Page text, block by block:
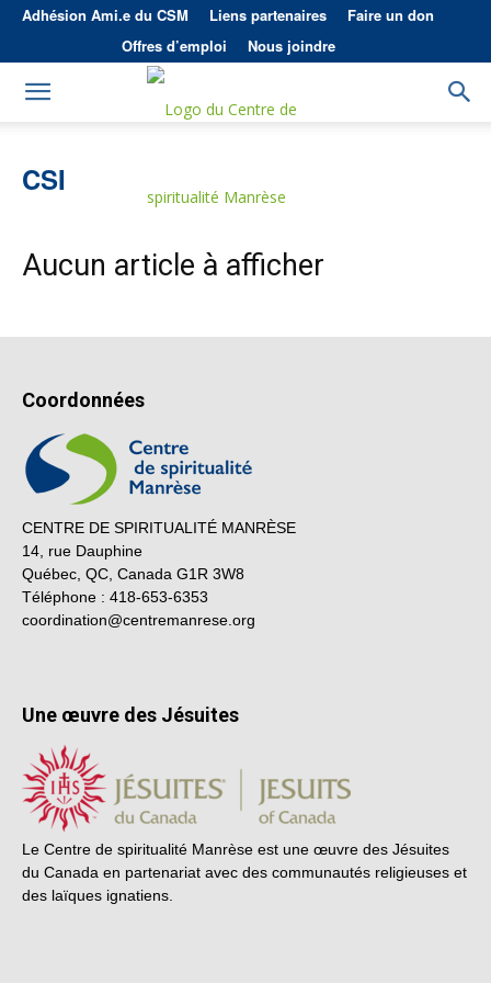
Adhésion Ami.e du CSM Liens partenaires
Faire un don
Offres d’emploi
Nous joindre
CSI
Aucun article à afficher
Coordonnées
CENTRE DE SPIRITUALITÉ MANRÈSE
14, rue Dauphine
Québec, QC, Canada G1R 3W8
Téléphone : 418-653-6353
coordination@centremanrese.org
Une œuvre des Jésuites
Le Centre de spiritualité Manrèse est une œuvre des Jésuites
du Canada en partenariat avec des communautés religieuses et
des laïques ignatiens.